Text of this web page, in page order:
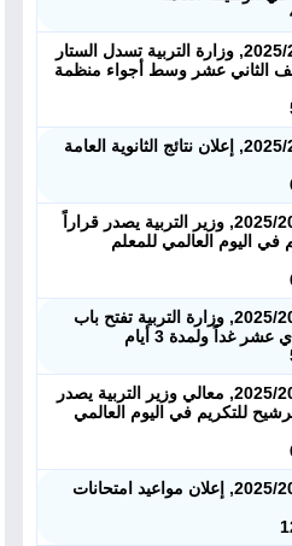
8. التربية, الفصل الثاني, 2025/2026, وزارة التربية تسدل الستار
الثاني عشر وسط أجواء منظمة
9. التربية, الفصل الثاني, 2025/2026, إعلان نتائج الثانوية العامة
10. التربية, الفصل الثاني, 2025/2026, وزير التربية يصدر قراراً
اليوم العالمي للمعلم
11. التربية, الفصل الثاني, 2025/2026, وزارة التربية تفتح باب
غداً ولمدة 3 أيام
12. التربية, الفصل الثاني, 2025/2026, معالي وزير التربية يصدر
للتكريم في اليوم العالمي
13. التربية, الفصل الثاني, 2025/2026, إعلان مواعيد امتحانات